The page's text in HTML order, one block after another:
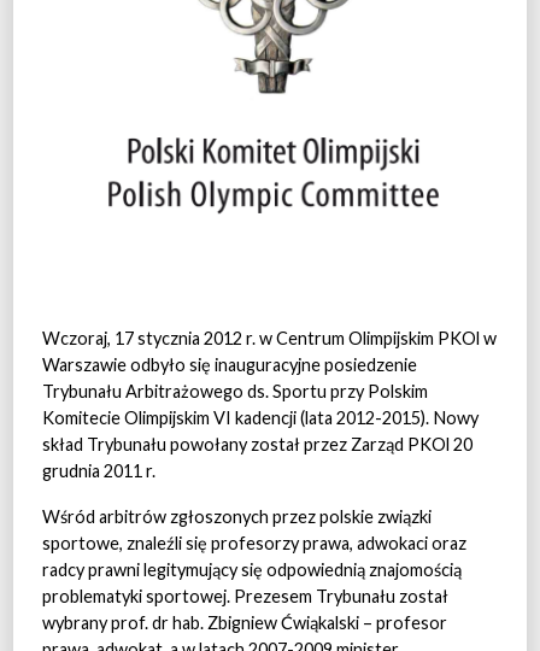
Wczoraj, 17 stycznia 2012 r. w Centrum Olimpijskim PKOl w
Warszawie odbyło się inauguracyjne posiedzenie
Trybunału Arbitrażowego ds. Sportu przy Polskim
Komitecie Olimpijskim VI kadencji (lata 2012-2015). Nowy
skład Trybunału powołany został przez Zarząd PKOl 20
grudnia 2011 r.
Wśród arbitrów zgłoszonych przez polskie związki
sportowe, znaleźli się profesorzy prawa, adwokaci oraz
radcy prawni legitymujący się odpowiednią znajomością
problematyki sportowej. Prezesem Trybunału został
wybrany prof. dr hab. Zbigniew Ćwiąkalski – profesor